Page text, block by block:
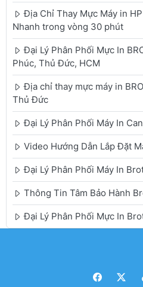
Địa Chỉ Thay Mực Máy in
Nhanh trong vòng 30 phút
Đại Lý Phân Phối Mực In
Phúc, Thủ Đức, HCM
Địa chỉ thay mực máy in
Thủ Đức
Đại Lý Phân Phối Máy In
Video Hướng Dẫn Lắp Đặt
Đại Lý Phân Phối Máy In
Thông Tin Tâm Bảo Hành
Đại Lý Phân Phối Mực In